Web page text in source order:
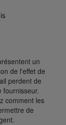
un
de l'effet de
perdent de
fournisseur.
comment les
de